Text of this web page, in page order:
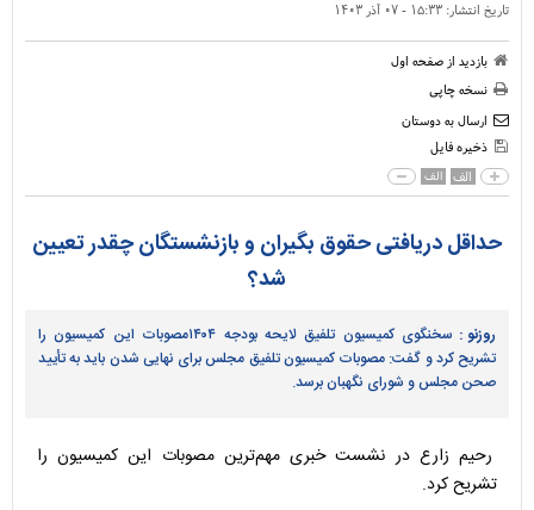
تاریخ انتشار: ۱۵:۳۳ - ۰۷ آذر ۱۴۰۳
بازدید از صفحه اول
نسخه چاپی
ارسال به دوستان
ذخیره فایل
الف الف
حداقل دریافتی حقوق بگیران و بازنشستگان چقدر تعیین
شد؟
روزنو :
سخنگوی کمیسیون تلفیق لایحه بودجه ۱۴۰۴مصوبات این کمیسیون را
تشریح کرد و گفت: مصوبات کمیسیون تلفیق مجلس برای نهایی شدن باید به تأیید
صحن مجلس و شورای نگهبان برسد.
رحیم زارع در نشست خبری مهم‌ترین مصوبات این کمیسیون را
تشریح کرد.